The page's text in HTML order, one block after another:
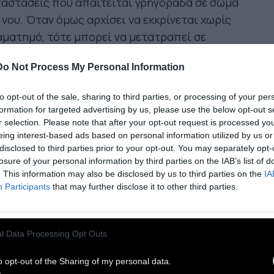
Not Process My Personal Information
opt-out of the sale, sharing to third parties, or processing of your
for targeted advertising by us, please use the below opt-out
selection. Please note that after your opt-out request is processed
interest-based ads based on personal information utilized by us
to third parties prior to your opt-out. You may separately
of your personal information by third parties on the IAB’s list of
This information may also be disclosed by us to third parties on the
Participants that may further disclose it to other third parties.
Data Processing Opt Outs
opt-out of the Sharing of my personal data.
νου. Όταν όμως αρχίσει να εκκρίνεται χωρίς
τότε μπορεί να μετατραπεί σε
νιώθουμε συνέχεια αγχωμένοι και ο
μας «ξεκουρδίζεται».Επειδή το
μπαίνει σε κατάσταση άγχους, μπορεί να
ενώ τρώμε λίγο και γυμναζόμαστε. Και
συμβαίνει διότι το αγχωμένο μας σώμα
πως θα λιμοκτονήσει κι έτσι αυξάνει την
ινσουλίνης, αποθηκεύοντας
(για να μπορέσουμε να ανταπεξέλθουμε σε
καταστάσεις), όμως μαζί του αυξάνεται